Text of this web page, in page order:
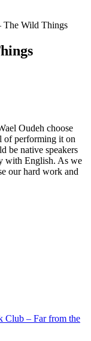
The Wild Things
Oudeh choose
of performing it on
be native speakers
with English. As we
our hard work and
Club – Far from the